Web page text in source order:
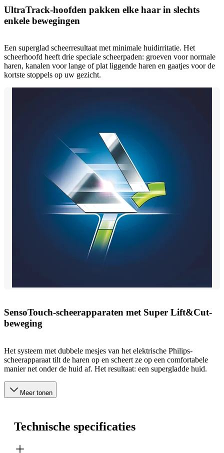
UltraTrack-hoofden pakken elke haar in slechts
enkele bewegingen
Een superglad scheerresultaat met minimale huidirritatie. Het
scheerhoofd heeft drie speciale scheerpaden: groeven voor normale
haren, kanalen voor lange of plat liggende haren en gaatjes voor de
kortste stoppels op uw gezicht.
SensoTouch-scheerapparaten met Super Lift&Cut-
beweging
Het systeem met dubbele mesjes van het elektrische Philips-
scheerapparaat tilt de haren op en scheert ze op een comfortabele
manier net onder de huid af. Het resultaat: een supergladde huid.
Meer tonen
Technische specificaties